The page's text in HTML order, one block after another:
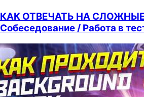
КАК ОТВЕЧАТЬ НА
Собеседование / Работа в